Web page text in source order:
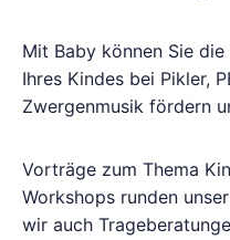
Mit Baby können Sie
Ihres Kindes bei Pikler,
Zwergenmusik fördern
Vorträge zum Thema
Workshops runden
wir auch